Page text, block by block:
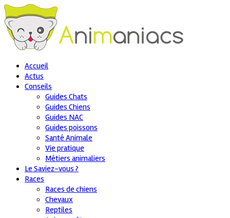
Accueil
Actus
Conseils
Guides Chats
Guides Chiens
Guides NAC
Guides poissons
Santé Animale
Vie pratique
Métiers animaliers
Le Saviez-vous ?
Races
Races de chiens
Chevaux
Reptiles